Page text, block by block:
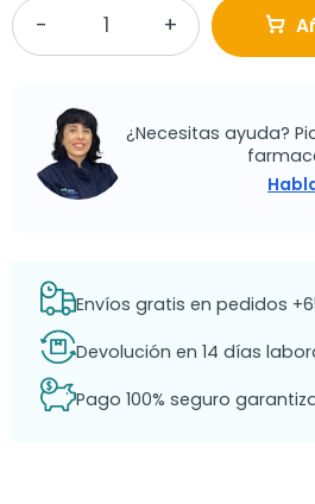
¿Necesitas ayuda?
Envíos gratis en pedidos
Devolución en 14 días
Pago 100% seguro